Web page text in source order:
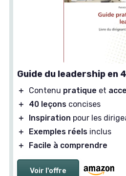
Guide du leadership en
＋ Contenu pratique et
＋
40 leçons concises
＋
Inspiration pour les
＋
Exemples réels inclus
＋
Facile à comprendre
Voir l'offre